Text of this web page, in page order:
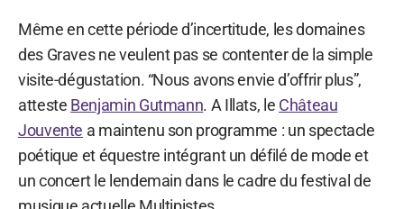
Même en cette période d’incertitude, les domaines
des Graves ne veulent pas se contenter de la simple
visite-dégustation. “Nous avons envie d’offrir plus”,
atteste Benjamin Gutmann. A Illats, le Château
Jouvente a maintenu son programme : un spectacle
poétique et équestre intégrant un défilé de mode et
un concert le lendemain dans le cadre du festival de